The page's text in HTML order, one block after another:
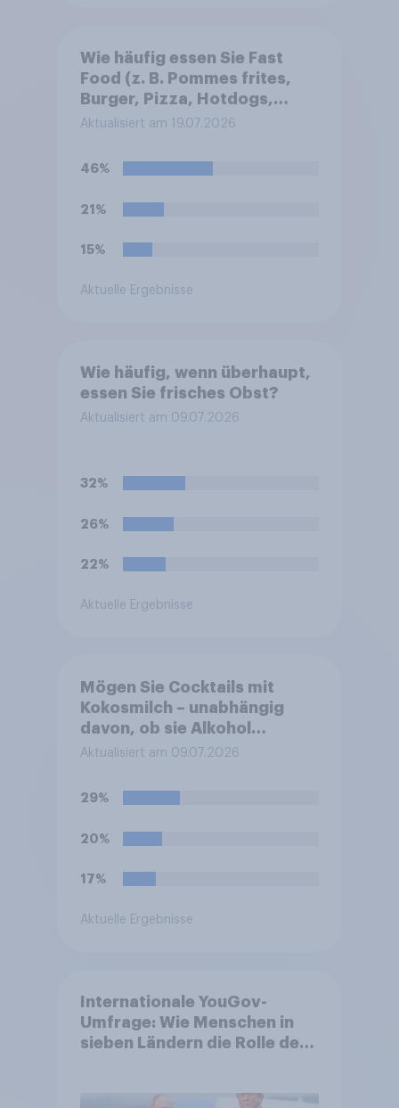
Wie häufig essen Sie Fast
Food (z. B. Pommes frites,
Burger, Pizza, Hotdogs,
Chicken Nuggets oder
Aktualisiert am 19.07.2026
46%
21%
15%
Aktuelle Ergebnisse
Wie häufig, wenn überhaupt,
essen Sie frisches Obst?
Aktualisiert am 09.07.2026
32%
26%
22%
Aktuelle Ergebnisse
Mögen Sie Cocktails mit
Kokosmilch – unabhängig
davon, ob sie Alkohol
enthalten oder alkoholfrei
Aktualisiert am 09.07.2026
29%
20%
17%
Aktuelle Ergebnisse
Internationale YouGov-
Umfrage: Wie Menschen in
sieben Ländern die Rolle der
Bedrohungen und Bündnisse